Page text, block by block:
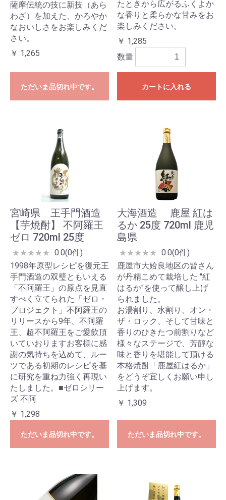
薩摩伝統の技に新技（あら
わざ）を加えた、かろやか
なおいしさをお楽しみくだ
さい。
￥ 1,265
ただいま品切れ中です。
たときから広がるふくよか
な香りと柔らかな甘みをお
楽しみください。
￥ 1,285
数量
カートに入れる
宮崎県 王手門酒造
【芋焼酎】 不阿羅王
ゼロ 720ml 25度
★★★★★ 0.0(0件)
1998年原型レシピを復元王
手門酒造の双璧ともいえる
「不阿羅王」の原点を見直
すべく立てられた「ゼロ・
プロジェクト」不阿羅王の
リリースから9年、不阿羅
王、超不阿羅王をご愛飲頂
いていおりますお客様に感
謝の気持ちを込めて、ルー
ツである初期のレシピを基
に研究を重ね力強く再現い
たしました。■ゼロシリー
ズ 不阿
￥ 1,298
ただいま品切れ中です。
大海酒造 鹿屋 紅は
るか 25度 720ml 鹿児
島県
★★★★★ 0.0(0件)
鹿屋市大姶良地区の皆さん
が丹精こめて栽培した "紅
はるか"を使って醸し上げ
られました。
お湯割り、水割り、オン・
ザ・ロック、そして甘味と
香りのひきたつ前割りなど
様々なステージで、芳醇な
味と香りを堪能して頂ける
本格焼酎「鹿屋紅はるか」
をどうぞ宜しくお願い申し
上げます。
￥ 1,309
ただいま品切れ中です。